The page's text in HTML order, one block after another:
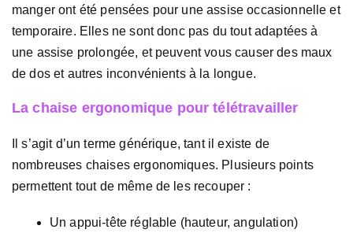
manger ont été pensées pour une assise occasionnelle et
temporaire. Elles ne sont donc pas du tout adaptées à
une assise prolongée, et peuvent vous causer des maux
de dos et autres inconvénients à la longue.
La chaise ergonomique pour télétravailler
Il s’agit d’un terme générique, tant il existe de
nombreuses chaises ergonomiques. Plusieurs points
permettent tout de même de les recouper :
Un appui-tête réglable (hauteur, angulation)